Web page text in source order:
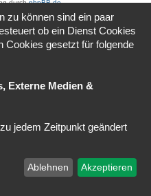
durchphpBB.de
zu können sind ein paar
ob ein Dienst Cookies
Cookies gesetzt für folgende
Externe Medien &
jedem Zeitpunkt geändert
Ablehnen Akzeptieren